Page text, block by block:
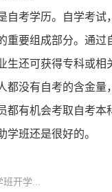
考学历。自学考
重要组成部分。通
生还可获得专科或
没有自考的含金
都有机会考取自考
学班还是很好的。
班开学...